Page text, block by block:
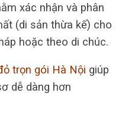
xác nhận và phân
(di sản thừa kế) cho
hoặc theo di chúc.
trọn gói Hà Nội giúp
dễ dàng hơn